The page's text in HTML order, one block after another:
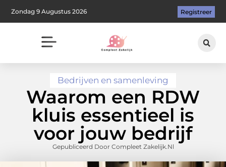
Zondag 9 Augustus 2026 Registreer
Bedrijven en samenleving
Waarom een RDW
kluis essentieel is
voor jouw bedrijf
Gepubliceerd Door Compleet Zakelijk.nl